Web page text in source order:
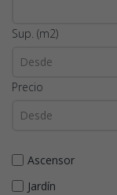
Sup. (m2)
Precio
Ascensor
Jardín